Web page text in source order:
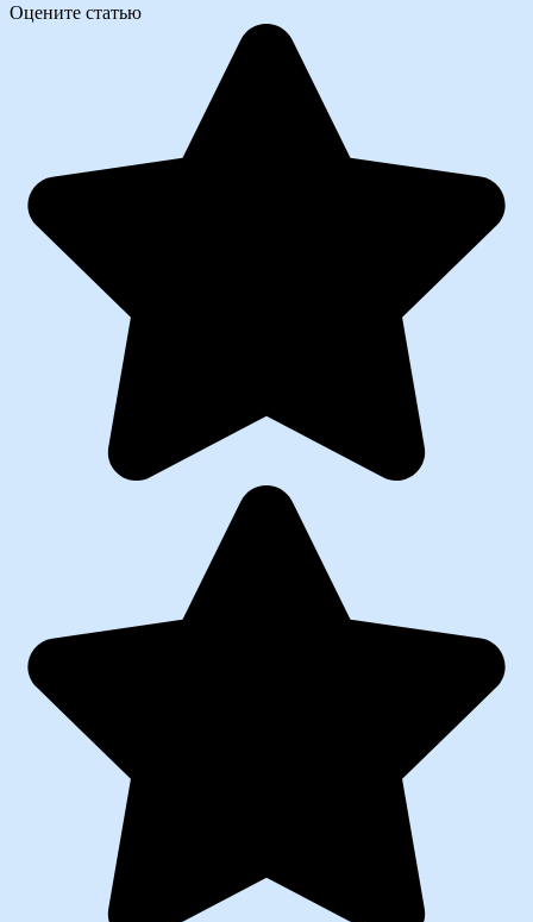
Оцените статью